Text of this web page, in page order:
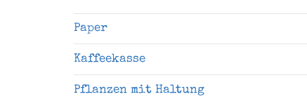
Paper
Kaffeekasse
Pflanzen mit Haltung